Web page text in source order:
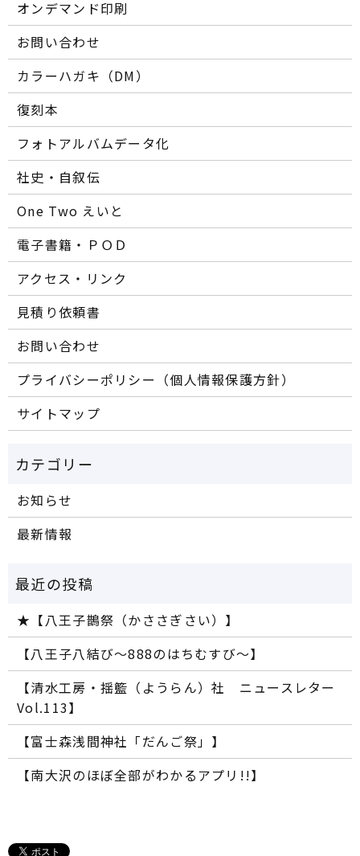
オンデマンド印刷
お問い合わせ
カラーハガキ（DM）
復刻本
フォトアルバムデータ化
社史・自叙伝
One Two えいと
電子書籍・ＰＯＤ
アクセス・リンク
見積り依頼書
お問い合わせ
プライバシーポリシー（個人情報保護方針）
サイトマップ
お知らせ
最新情報
★【八王子鵲祭（かささぎさい）】
【八王子八結び～888のはちむすび～】
【清水工房・揺籃（ようらん）社 ニュースレター
Vol.113】
【富士森浅間神社「だんご祭」】
【南大沢のほぼ全部がわかるアプリ!!】